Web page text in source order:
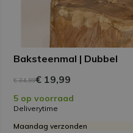
Baksteenmal | Dubbel
€ 34,99€ 19,99
5 op voorraad
Deliverytime
Maandag verzonden